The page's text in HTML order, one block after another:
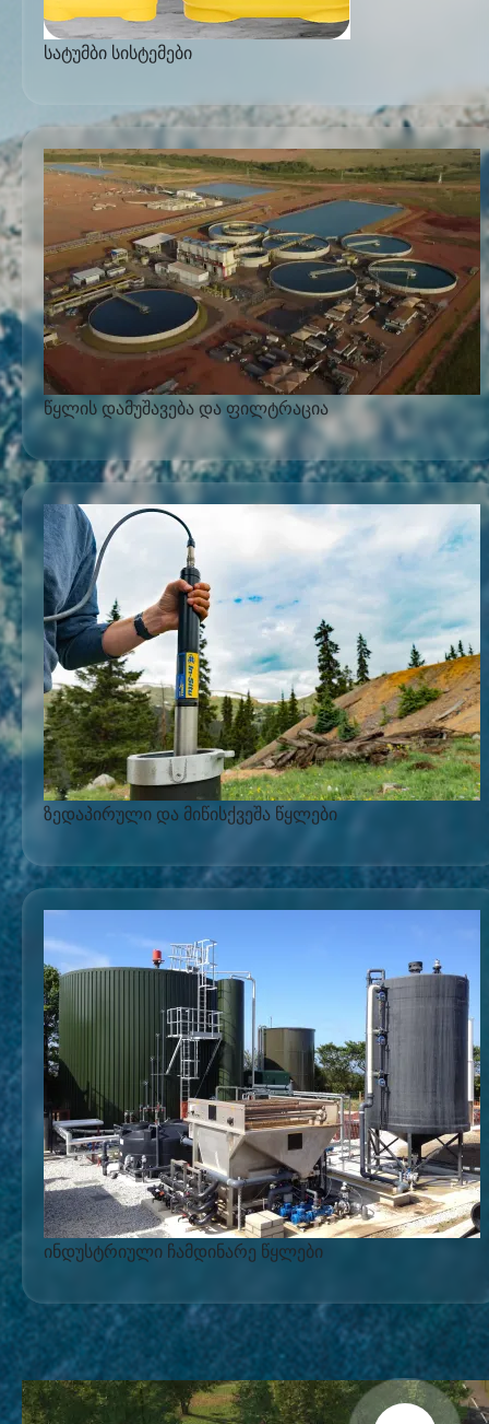
სატუმბი სისტემები
წყლის დამუშავება და ფილტრაცია
ზედაპირული და მიწისქვეშა წყლები
ინდუსტრიული ჩამდინარე წყლები